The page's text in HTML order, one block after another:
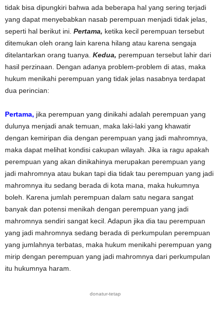
tidak bisa dipungkiri bahwa ada beberapa hal yang sering terjadi
yang dapat menyebabkan nasab perempuan menjadi tidak jelas,
seperti hal berikut ini. Pertama, ketika kecil perempuan tersebut
ditemukan oleh orang lain karena hilang atau karena sengaja
ditelantarkan orang tuanya. Kedua, perempuan tersebut lahir dari
hasil perzinaan. Dengan adanya problem-problem di atas, maka
hukum menikahi perempuan yang tidak jelas nasabnya terdapat
dua perincian:
Pertama, jika perempuan yang dinikahi adalah perempuan yang
dulunya menjadi anak temuan, maka laki-laki yang khawatir
dengan kemiripan dia dengan perempuan yang jadi mahromnya,
maka dapat melihat kondisi cakupan wilayah. Jika ia ragu apakah
perempuan yang akan dinikahinya merupakan perempuan yang
jadi mahromnya atau bukan tapi dia tidak tau perempuan yang jadi
mahromnya itu sedang berada di kota mana, maka hukumnya
boleh. Karena jumlah perempuan dalam satu negara sangat
banyak dan potensi menikah dengan perempuan yang jadi
mahromnya sendiri sangat kecil. Adapun jika dia tau perempuan
yang jadi mahromnya sedang berada di perkumpulan perempuan
yang jumlahnya terbatas, maka hukum menikahi perempuan yang
mirip dengan perempuan yang jadi mahromnya dari perkumpulan
itu hukumnya haram.
donatur-tetap